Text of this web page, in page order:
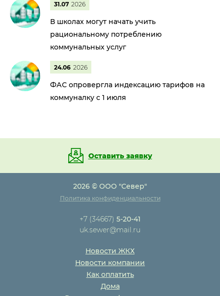
31.07 2026
В школах могут начать учить
рациональному потреблению
коммунальных услуг
24.06 2026
ФАС опровергла индексацию тарифов на
коммуналку с 1 июля
Оставить заявку
2026 © ООО "Север"
Политика конфиденциальности
+7 (34667) 5-20-41
uk.sewer@mail.ru
Новости ЖКХ
Новости компании
Как оплатить
Дома